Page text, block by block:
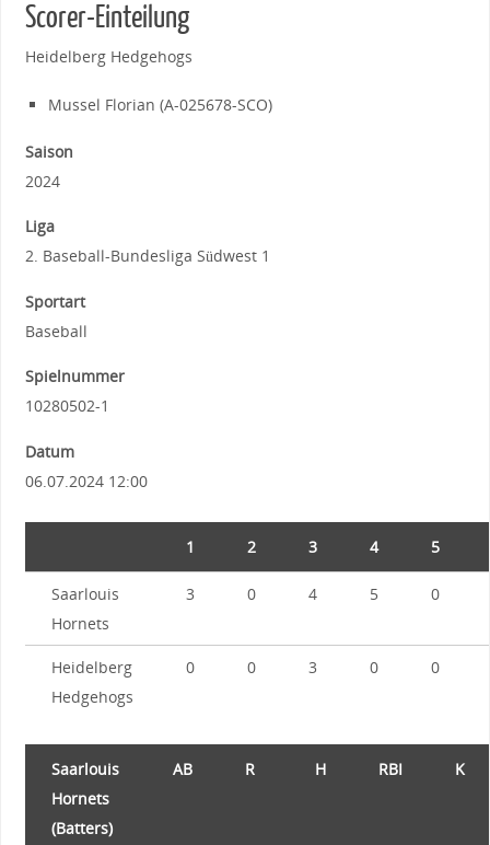
Scorer-Einteilung
Heidelberg Hedgehogs
Mussel Florian (A-025678-SCO)
Saison
2024
Liga
2. Baseball-Bundesliga Südwest 1
Sportart
Baseball
Spielnummer
10280502-1
Datum
06.07.2024 12:00
1 2 3 4 5
Saarlouis
Hornets
3 0 4 5 0
Heidelberg
Hedgehogs
0 0 3 0 0
Saarlouis
Hornets
(Batters)
AB R H RBI K